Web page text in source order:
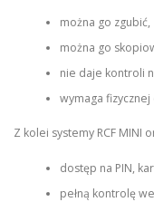
można go zgubić,
można go
nie daje kontroli
wymaga fizycznej
Z kolei systemy RCF MINI
dostęp na PIN,
pełną kontrolę